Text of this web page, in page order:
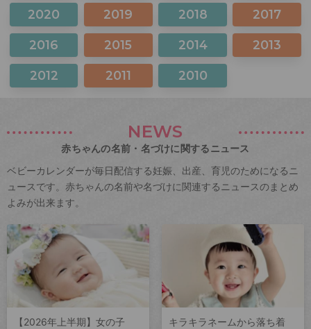
2020 2019 2018 2017
2016 2015 2014 2013
2012 2011 2010
NEWS
赤ちゃんの名前・名づけに関するニュース
ベビーカレンダーが毎日配信する妊娠、出産、育児のためになるニ
ュースです。赤ちゃんの名前や名づけに関連するニュースのまとめ
よみが出来ます。
【2026年上半期】女の子
キラキラネームから落ち着